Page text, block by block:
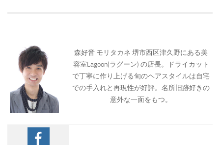
森好音 モリタカネ 堺市西区津久野にある美
容室Lagoon(ラグーン) の店長。ドライカット
で丁寧に作り上げる旬のヘアスタイルは自宅
での手入れと再現性が好評。名所旧跡好きの
意外な一面をもつ。